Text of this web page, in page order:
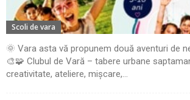
Scoli de vara
🌞 Vara asta vă propunem două aventuri de
🎨🧩 Clubul de Vară – tabere urbane
creativitate, ateliere, mișcare,...